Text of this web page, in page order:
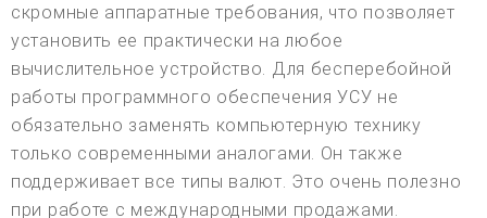
скромные аппаратные требования, что позволяет
установить ее практически на любое
вычислительное устройство. Для бесперебойной
работы программного обеспечения УСУ не
обязательно заменять компьютерную технику
только современными аналогами. Он также
поддерживает все типы валют. Это очень полезно
при работе с международными продажами.